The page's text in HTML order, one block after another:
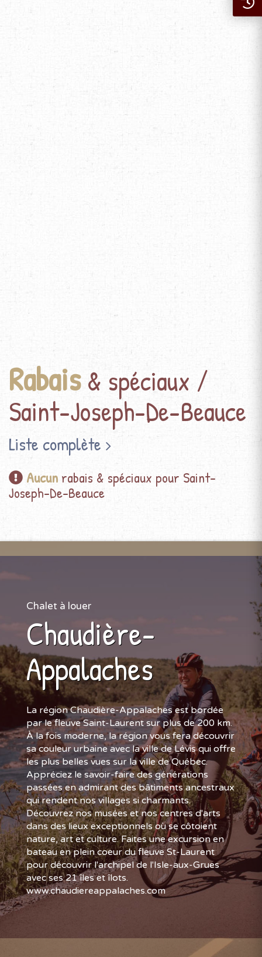
Rabais& spéciaux /
Saint-Joseph-De-Beauce
Liste complète
Aucun rabais & spéciaux pour Saint-
Joseph-De-Beauce
Chalet à louer
Chaudière-
Appalaches
La région Chaudière-Appalaches est bordée
par le fleuve Saint-Laurent sur plus de 200 km.
À la fois moderne, la région vous fera découvrir
sa couleur urbaine avec la ville de Lévis qui offre
les plus belles vues sur la ville de Québec.
Appréciez le savoir-faire des générations
passées en admirant des bâtiments ancestraux
qui rendent nos villages si charmants.
Découvrez nos musées et nos centres d'arts
dans des lieux exceptionnels où se côtoient
nature, art et culture. Faites une excursion en
bateau en plein coeur du fleuve St-Laurent
pour découvrir l'archipel de l'Isle-aux-Grues
avec ses 21 îles et îlots.
www.chaudiereappalaches.com